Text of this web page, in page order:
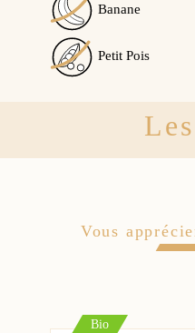
Banane
Petit Pois
Vous
Bio